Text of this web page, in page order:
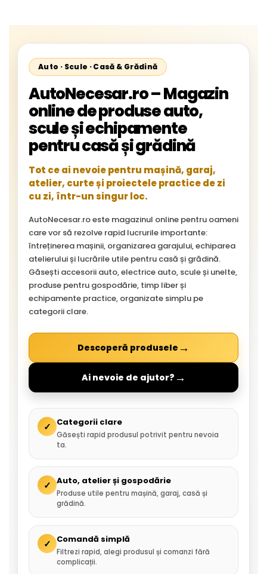
Auto · Scule · Casă & Grădină
AutoNecesar.ro – Magazin
online de produse auto,
scule și echipamente
pentru casă și grădină
Tot ce ai nevoie pentru mașină, garaj,
atelier, curte și proiectele practice de zi
cu zi, într-un singur loc.
AutoNecesar.ro este magazinul online pentru oameni
care vor să rezolve rapid lucrurile importante:
întreținerea mașinii, organizarea garajului, echiparea
atelierului și lucrările utile pentru casă și grădină.
Găsești accesorii auto, electrice auto, scule și unelte,
produse pentru gospodărie, timp liber și
echipamente practice, organizate simplu pe
categorii clare.
Descoperă produsele →
Ai nevoie de ajutor? →
✓ Categorii clare
Găsești rapid produsul potrivit pentru nevoia
ta.
✓ Auto, atelier și gospodărie
Produse utile pentru mașină, garaj, casă și
grădină.
✓ Comandă simplă
Filtrezi rapid, alegi produsul și comanzi fără
complicații.